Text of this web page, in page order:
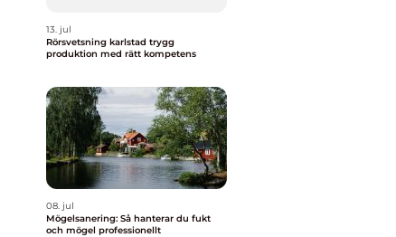
13. jul
Rörsvetsning karlstad trygg
produktion med rätt kompetens
08. jul
Mögelsanering: Så hanterar du fukt
och mögel professionellt